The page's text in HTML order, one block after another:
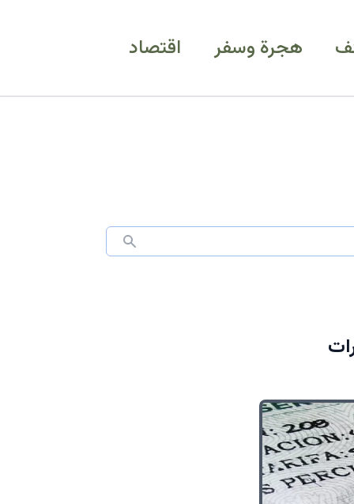
هجرة وسفر اقتصاد